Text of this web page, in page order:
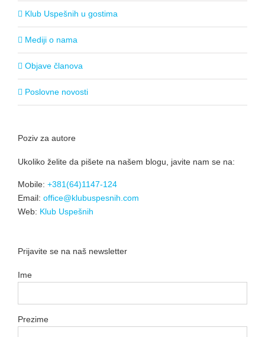
Klub Uspešnih u gostima
Mediji o nama
Objave članova
Poslovne novosti
Poziv za autore
Ukoliko želite da pišete na našem blogu, javite nam se na:
Mobile: +381(64)1147-124
Email: office@klubuspesnih.com
Web: Klub Uspešnih
Prijavite se na naš newsletter
Ime
Prezime